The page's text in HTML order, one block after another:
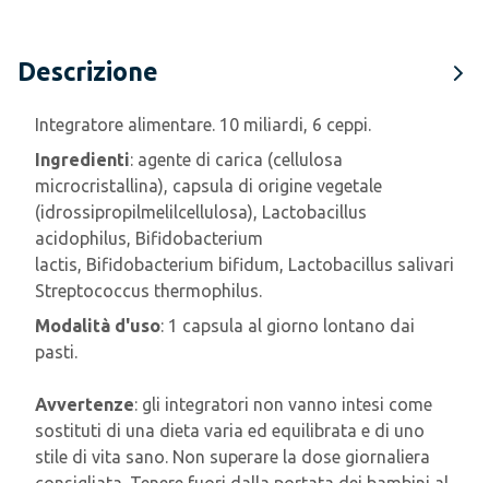
Descrizione
Integratore alimentare. 10 miliardi, 6 ceppi.
Ingredienti: agente di carica (cellulosa
microcristallina), capsula di origine vegetale
(idrossipropilmelilcellulosa), Lactobacillus
acidophilus, Bifidobacterium
lactis, Bifidobacterium bifidum, Lactobacillus salivarius,
Streptococcus thermophilus.
Modalità d'uso: 1 capsula al giorno lontano dai
pasti.
Avvertenze: gli integratori non vanno intesi come
sostituti di una dieta varia ed equilibrata e di uno
stile di vita sano. Non superare la dose giornaliera